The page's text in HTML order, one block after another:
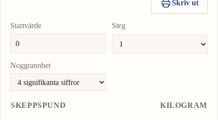
Skriv ut
Startvärde Steg
Noggrannhet
SKEPPSPUND KILOGRAM